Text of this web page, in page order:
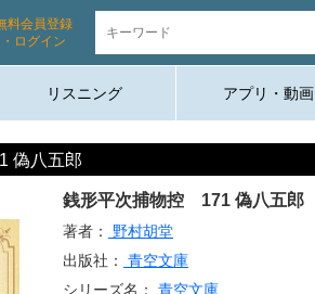
料会員登録
・ログイン
リスニング アプリ・動画
偽八五郎
銭形平次捕物控 171 偽八五郎
著者：
野村胡堂
出版社：
青空文庫
シリーズ名：
青空文庫